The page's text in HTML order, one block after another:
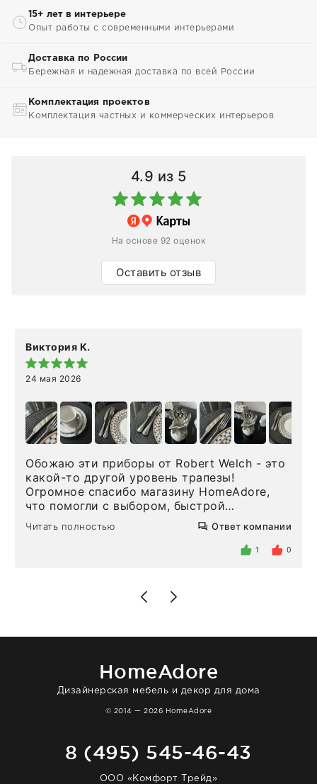
15+ лет в интерьере
Опыт работы с современными интерьерами
Доставка по России
Бережная и надежная доставка по всей России
Комплектация проектов
Комплектация частных и коммерческих интерьеров
4.9 из 5
На основе 92 оценок
Оставить отзыв
Виктория К.
24 мая 2026
Обожаю эти приборы от Robert Welch - это
какой-то другой уровень трапезы!
Огромное спасибо магазину HomeAdore,
что помогли с выбором, быстрой
доставкой и высоким сервисом. Один раз
была здесь лично, забирала чайные ложки,
внутри очень много антикварной посуды,
Позже заказывала остальные приборы -
доставили сдэком на следующий день к
отвечает очень быстро. Взаимодействием
Читать полностью Ответ компании
1 0
HomeAdore
Дизайнерская мебель и декор для дома
© 2014 — 2026 HomeAdore
8 (495) 545-46-43
ООО «Комфорт Трейд»